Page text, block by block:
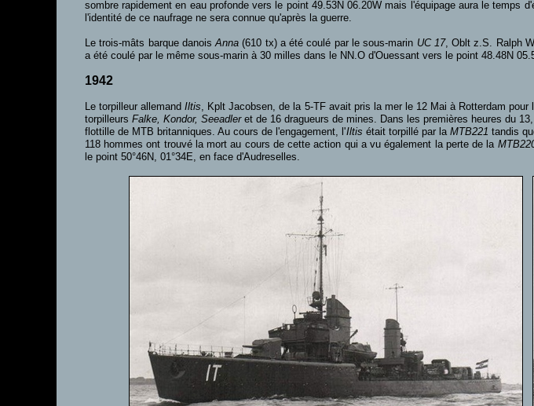
sombre rapidement en eau profonde vers le point 49.53N 06.20W mais l'équipage aura le
l'identité de ce naufrage ne sera connue qu'après la guerre.
Le trois-mâts barque danoisAnna (610 tx) a été coulé par le sous-marin UC 17, Oblt z.S. Ralph
a été coulé par le même sous-marin à 30 milles dans le NN.O d'Ouessant vers le point 48.48N
1942
Le torpilleur allemandIltis, Kplt Jacobsen, de la 5-TF avait pris la mer le 12 Mai à Rotterdam
torpilleurs Falke, Kondor, Seeadleret de 16 dragueurs de mines. Dans les premières heures du
flottille de MTB britanniques. Au cours de l'engagement, l'Iltis était torpillé par la MTB221 tandis
118 hommes ont trouvé la mort au cours de cette action qui a vu également la perte de la
le point 50°46N, 01°34E, en face d'Audreselles.